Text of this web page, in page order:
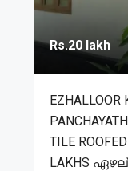
Rs.20 lakh
EZHALLOOR
TILE
LAKHS